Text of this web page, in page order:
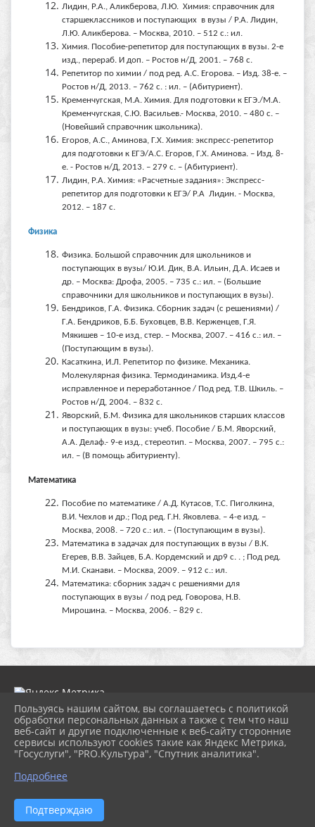
Лидин, Р.А., Аликберова, Л.Ю. Химия: справочник для
старшеклассников и поступающих в вузы / Р.А. Лидин,
Л.Ю. Аликберова. – Москва, 2010. – 512 с.: ил.
Химия. Пособие-репетитор для поступающих в вузы. 2-е
изд., перераб. И доп. – Ростов н/Д, 2001. – 768 с.
Репетитор по химии / под ред. А.С. Егорова. – Изд. 38-е. –
Ростов н/Д, 2013. – 762 с. : ил. – (Абитуриент).
Кременчугская, М.А. Химия. Для подготовки к ЕГЭ./М.А.
Кременчугская, С.Ю. Васильев.- Москва, 2010. – 480 с. –
(Новейший справочник школьника).
Егоров, А.С., Аминова, Г.Х. Химия: экспресс-репетитор
для подготовки к ЕГЭ/А.С. Егоров, Г.Х. Аминова. – Изд. 8-
е. - Ростов н/Д, 2013. – 279 с. – (Абитуриент).
Лидин, Р.А. Химия: «Расчетные задания»: Экспресс-
репетитор для подготовки к ЕГЭ/ Р.А Лидин. - Москва,
2012. – 187 с.
Физика
Физика. Большой справочник для школьников и
поступающих в вузы/ Ю.И. Дик, В.А. Ильин, Д.А. Исаев и
др. – Москва: Дрофа, 2005. – 735 с.: ил. – (Большие
справочники для школьников и поступающих в вузы).
Бендриков, Г.А. Физика. Сборник задач (с решениями) /
Г.А. Бендриков, Б.Б. Буховцев, В.В. Керженцев, Г.Я.
Мякишев – 10-е изд, стер. – Москва, 2007. – 416 с.: ил. –
(Поступающим в вузы).
Касаткина, И.Л. Репетитор по физике. Механика.
Молекулярная физика. Термодинамика. Изд.4-е
исправленное и переработанное / Под ред. Т.В. Шкиль. –
Ростов н/Д, 2004. – 832 с.
Яворский, Б.М. Физика для школьников старших классов
и поступающих в вузы: учеб. Пособие / Б.М. Яворский,
А.А. Делаф.- 9-е изд., стереотип. – Москва, 2007. – 795 с.:
ил. – (В помощь абитуриенту).
Математика
Пособие по математике / А.Д. Кутасов, Т.С. Пиголкина,
В.И. Чехлов и др.; Под ред. Г.Н. Яковлева. – 4-е изд. –
Москва, 2008. – 720 с.: ил. – (Поступающим в вузы).
Математика в задачах для поступающих в вузы / В.К.
Егерев, В.В. Зайцев, Б.А. Кордемский и др9 с. . ; Под ред.
М.И. Сканави. – Москва, 2009. – 912 с.: ил.
Математика: сборник задач с решениями для
поступающих в вузы / под ред. Говорова, Н.В.
Мирошина. – Москва, 2006. – 829 с.
2026 г. ngbs.kulturatuapse.ru
Вход
Карта сайта
Политика обработки персональных данных
Сделано на KubCMS
Разработка и поддержка
Пользуясь нашим сайтом, вы соглашаетесь с политикой
обработки персональных данных а также с тем что наш
веб-сайт и другие подключенные к веб-сайту сторонние
сервисы используют cookies такие как Яндекс Метрика,
"Госуслуги", "PRO.Культура", "Спутник аналитика".
Подробнее
Подтверждаю